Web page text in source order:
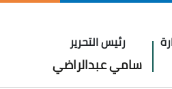
رئيس التحرير
سامي عبدالراضي